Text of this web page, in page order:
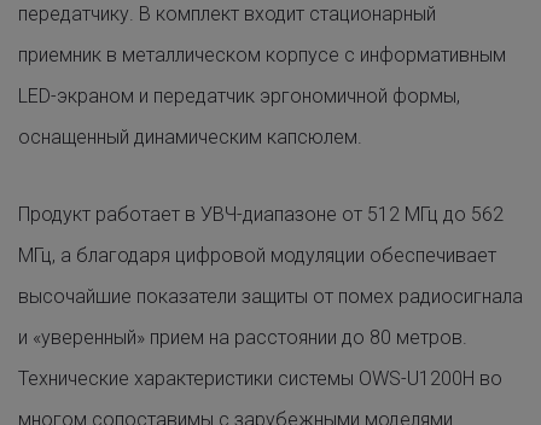
передатчику. В комплект входит стационарный
приемник в металлическом корпусе с информативным
LED-экраном и передатчик эргономичной формы,
оснащенный динамическим капсюлем.
Продукт работает в УВЧ-диапазоне от 512 МГц до 562
МГц, а благодаря цифровой модуляции обеспечивает
высочайшие показатели защиты от помех радиосигнала
и «уверенный» прием на расстоянии до 80 метров.
Технические характеристики системы OWS-U1200H во
многом сопоставимы с зарубежными моделями